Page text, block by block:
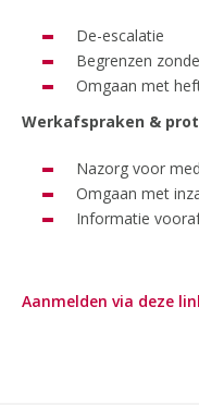
De-escalatie
Begrenzen
Omgaan met
Werkafspraken &
Nazorg voor
Omgaan met
Informatie
Aanmelden via deze